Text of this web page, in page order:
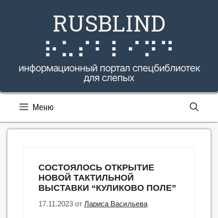
RUSBLIND
⠗⠥⠎⠃⠇⠊⠝⠙
информационный портал спецбиблиотек
для слепых
Меню
СОСТОЯЛОСЬ ОТКРЫТИЕ
НОВОЙ ТАКТИЛЬНОЙ
ВЫСТАВКИ “КУЛИКОВО ПОЛЕ”
17.11.2023 отЛариса Васильева